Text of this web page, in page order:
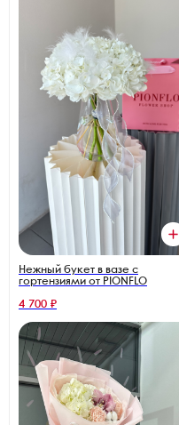
Нежный букет в вазе с
гортензиями от PIONFLO
4 700 ₽